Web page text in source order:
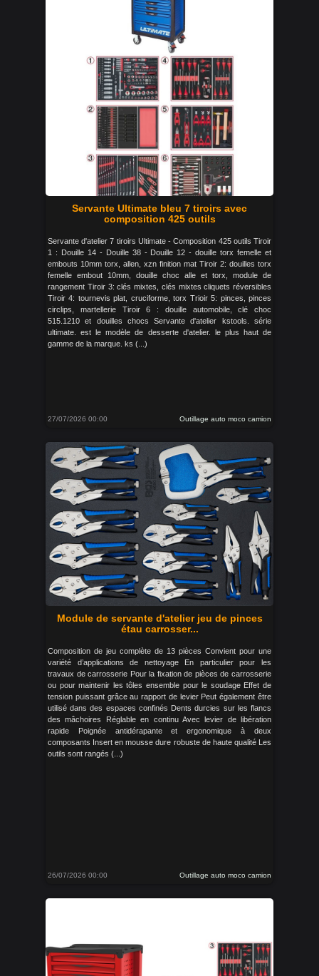
Servante Ultimate bleu 7 tiroirs avec
composition 425 outils
Servante d'atelier 7 tiroirs Ultimate - Composition 425 outils Tiroir
1 : Douille 14 - Douille 38 - Douille 12 - douille torx femelle et
embouts 10mm torx, allen, xzn finition mat Tiroir 2: douilles torx
femelle embout 10mm, douille choc alle et torx, module de
rangement Tiroir 3: clés mixtes, clés mixtes cliquets réversibles
Tiroir 4: tournevis plat, cruciforme, torx Trioir 5: pinces, pinces
circlips, martellerie Tiroir 6 : douille automobile, clé choc
515.1210 et douilles chocs Servante d'atelier kstools. série
ultimate. est le modèle de desserte d'atelier. le plus haut de
gamme de la marque. ks (...)
27/07/2026 00:00 Outillage auto moco camion
Module de servante d'atelier jeu de pinces
étau carrosser...
Composition de jeu complète de 13 pièces Convient pour une
variété d’applications de nettoyage En particulier pour les
travaux de carrosserie Pour la fixation de pièces de carrosserie
ou pour maintenir les tôles ensemble pour le soudage Effet de
tension puissant grâce au rapport de levier Peut également être
utilisé dans des espaces confinés Dents durcies sur les flancs
des mâchoires Réglable en continu Avec levier de libération
rapide Poignée antidérapante et ergonomique à deux
composants Insert en mousse dure robuste de haute qualité Les
outils sont rangés (...)
26/07/2026 00:00 Outillage auto moco camion